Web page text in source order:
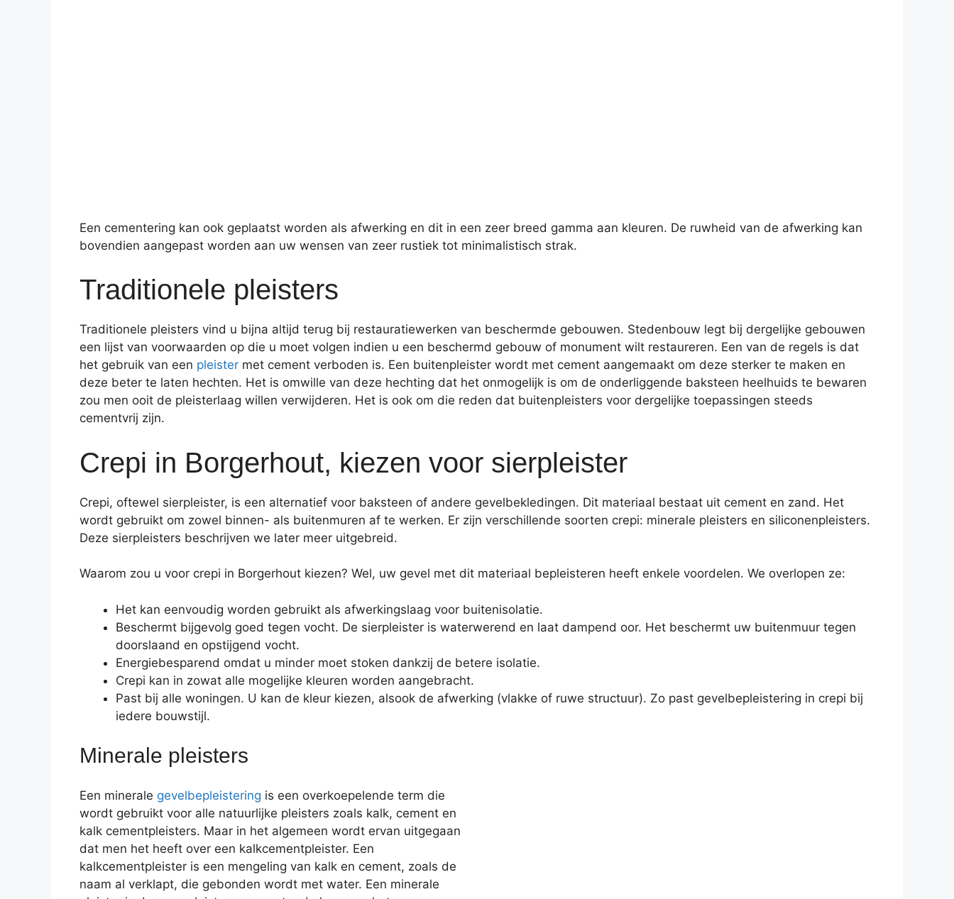
Een cementering kan ook geplaatst worden als afwerking en dit in een zeer breed gamma aan kleuren. De ruwheid van de afwerking kan
bovendien aangepast worden aan uw wensen van zeer rustiek tot minimalistisch strak.
Traditionele pleisters
Traditionele pleisters vind u bijna altijd terug bij restauratiewerken van beschermde gebouwen. Stedenbouw legt bij dergelijke gebouwen
een lijst van voorwaarden op die u moet volgen indien u een beschermd gebouw of monument wilt restaureren. Een van de regels is dat
het gebruik van een pleister met cement verboden is. Een buitenpleister wordt met cement aangemaakt om deze sterker te maken en
deze beter te laten hechten. Het is omwille van deze hechting dat het onmogelijk is om de onderliggende baksteen heelhuids te bewaren
zou men ooit de pleisterlaag willen verwijderen. Het is ook om die reden dat buitenpleisters voor dergelijke toepassingen steeds
cementvrij zijn.
Crepi in Borgerhout, kiezen voor sierpleister
Crepi, oftewel sierpleister, is een alternatief voor baksteen of andere gevelbekledingen. Dit materiaal bestaat uit cement en zand. Het
wordt gebruikt om zowel binnen- als buitenmuren af te werken. Er zijn verschillende soorten crepi: minerale pleisters en siliconenpleisters.
Deze sierpleisters beschrijven we later meer uitgebreid.
Waarom zou u voor crepi in Borgerhout kiezen? Wel, uw gevel met dit materiaal bepleisteren heeft enkele voordelen. We overlopen ze:
Het kan eenvoudig worden gebruikt als afwerkingslaag voor buitenisolatie.
Beschermt bijgevolg goed tegen vocht. De sierpleister is waterwerend en laat dampend oor. Het beschermt uw buitenmuur tegen
doorslaand en opstijgend vocht.
Energiebesparend omdat u minder moet stoken dankzij de betere isolatie.
Crepi kan in zowat alle mogelijke kleuren worden aangebracht.
Past bij alle woningen. U kan de kleur kiezen, alsook de afwerking (vlakke of ruwe structuur). Zo past gevelbepleistering in crepi bij
iedere bouwstijl.
Minerale pleisters
Een minerale gevelbepleistering is een overkoepelende term die
wordt gebruikt voor alle natuurlijke pleisters zoals kalk, cement en
kalk cementpleisters. Maar in het algemeen wordt ervan uitgegaan
dat men het heeft over een kalkcementpleister. Een
kalkcementpleister is een mengeling van kalk en cement, zoals de
naam al verklapt, die gebonden wordt met water. Een minerale